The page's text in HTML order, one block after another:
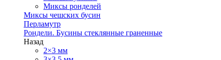
Миксы ронделей
Миксы чешских бусин
Перламутр
Рондели. Бусины стеклянные граненные
Назад
2×3 мм